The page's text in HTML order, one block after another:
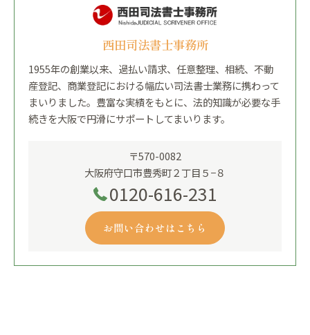
西田司法書士事務所
1955年の創業以来、過払い請求、任意整理、相続、不動
産登記、商業登記における幅広い司法書士業務に携わって
まいりました。豊富な実績をもとに、法的知識が必要な手
続きを大阪で円滑にサポートしてまいります。
〒570-0082
大阪府守口市豊秀町２丁目５−８
0120-616-231
お問い合わせはこちら